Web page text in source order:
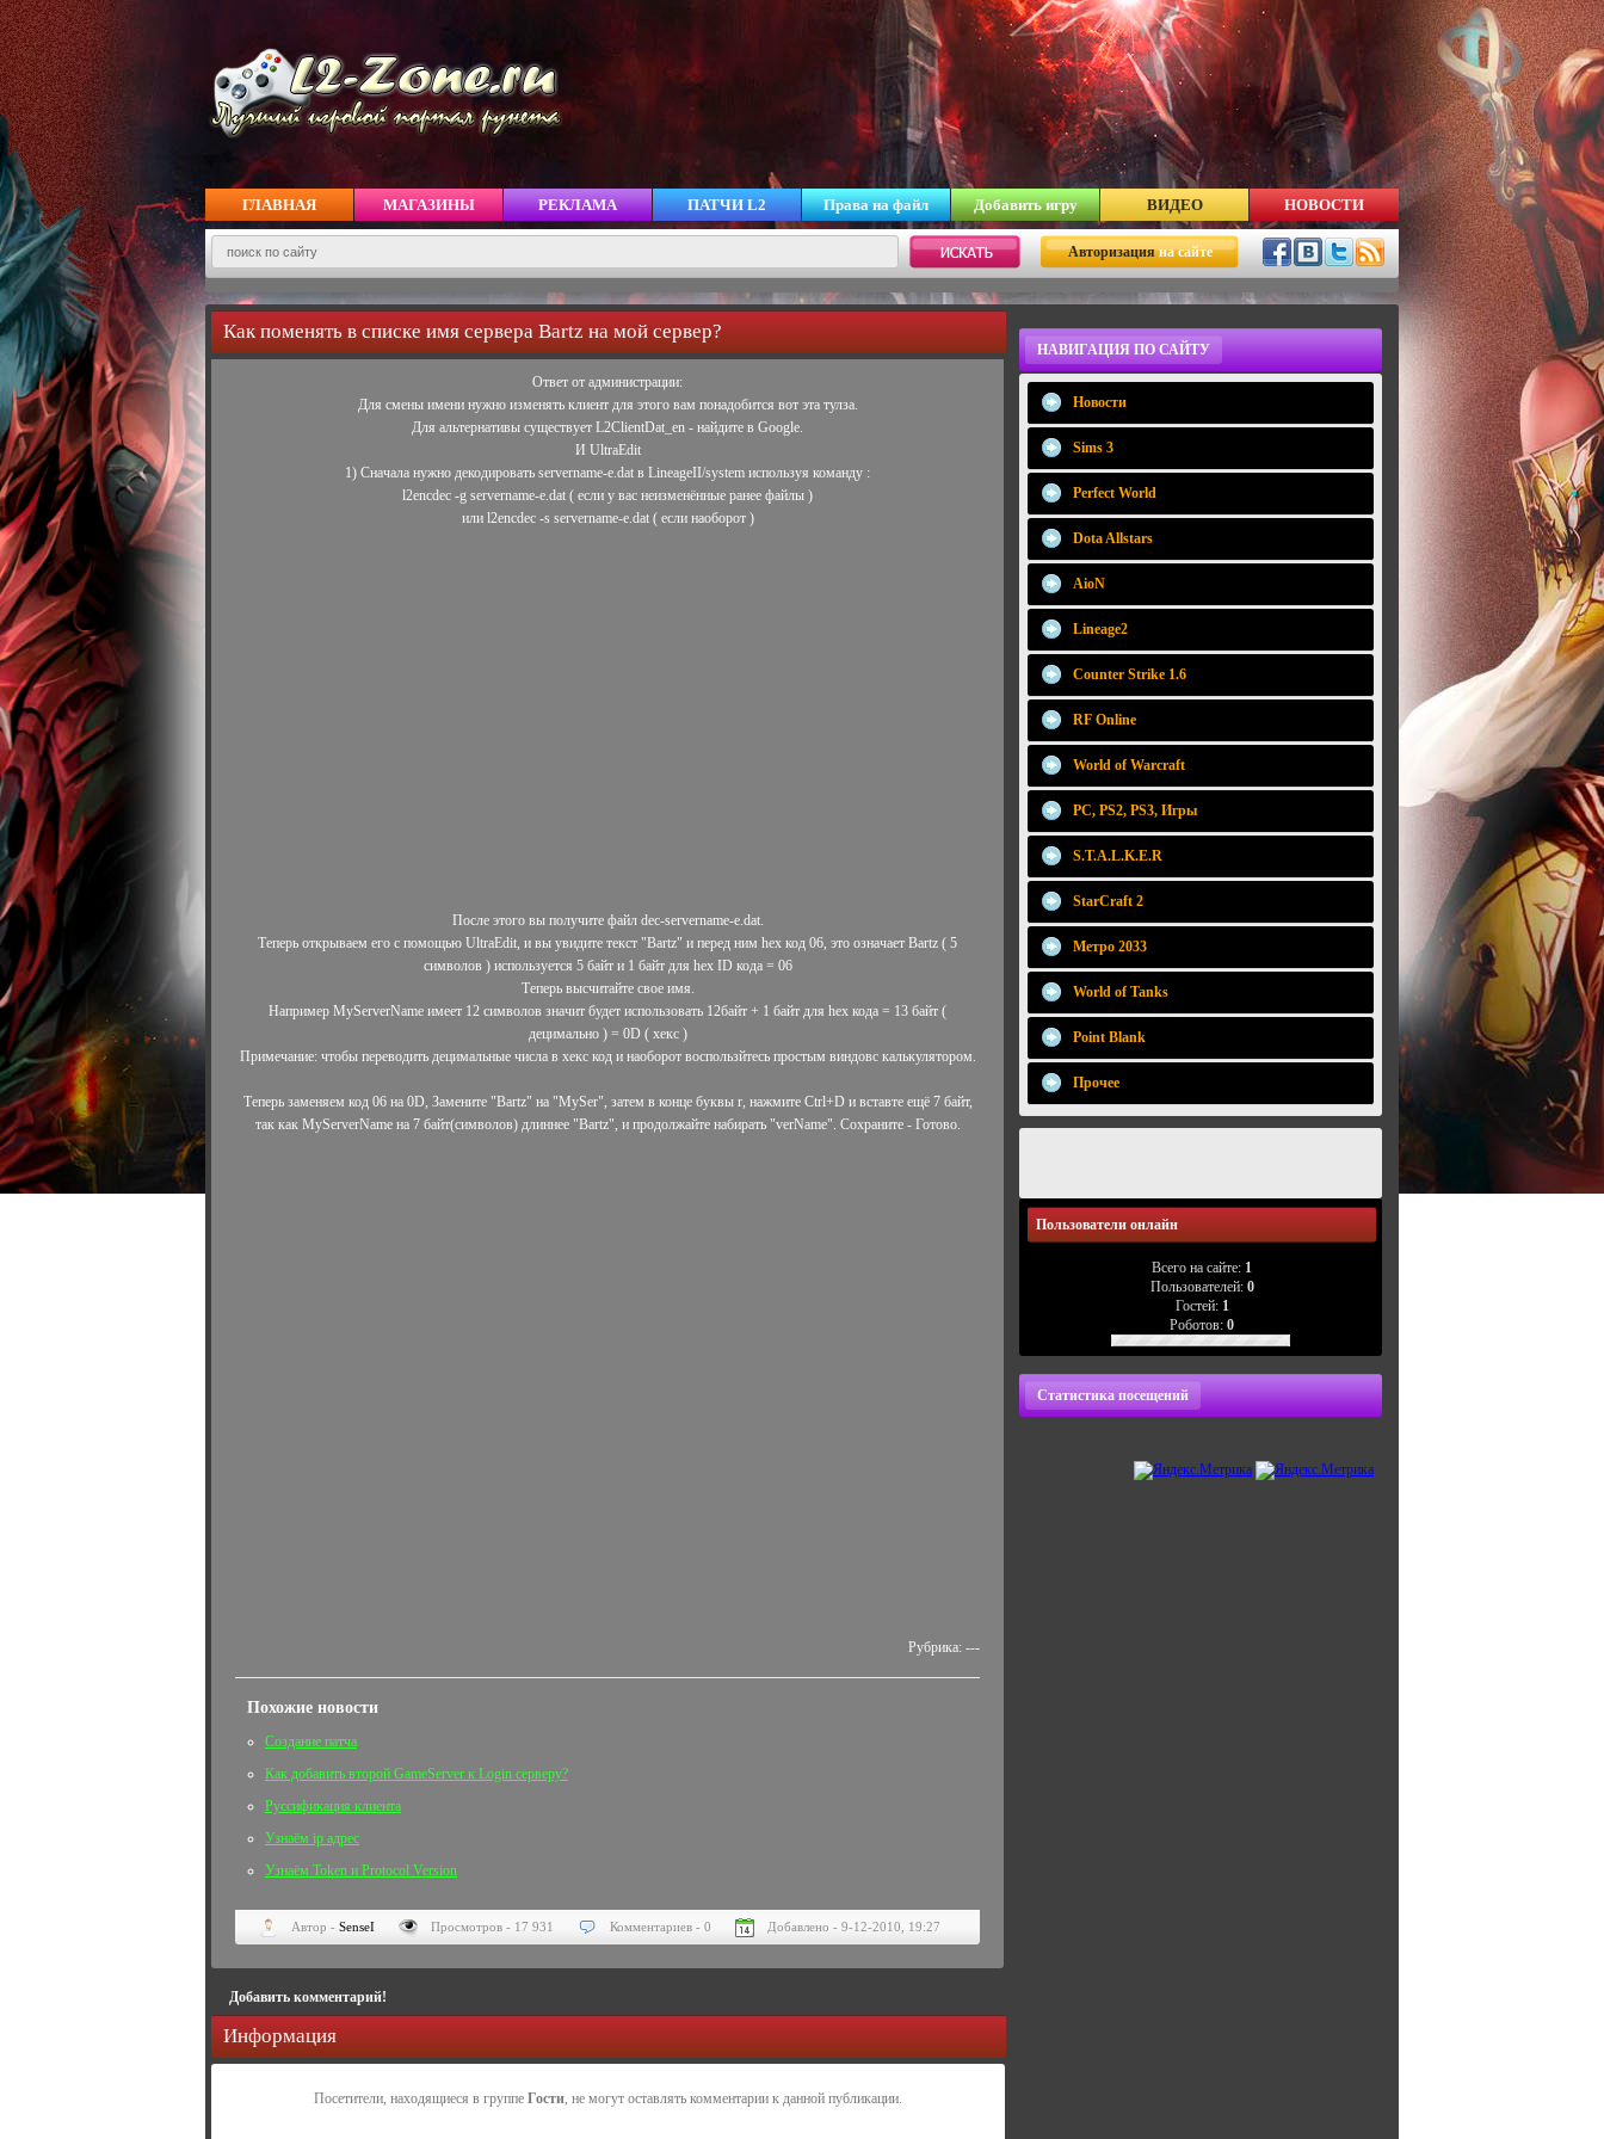
ГЛАВНАЯ МАГАЗИНЫ РЕКЛАМА ПАТЧИ L2 Права на файл Добавить игру ВИДЕО НОВОСТИ
Авторизацияна сайте
Как поменять в списке имя сервера Bartz на мой сервер?
Ответ от администрации:
Для смены имени нужно изменять клиент для этого вам понадобится вот эта тулза.
Для альтернативы существует L2ClientDat_en - найдите в Google.
И UltraEdit
1) Сначала нужно декодировать servername-e.dat в LineageII/system используя команду :
l2encdec -g servername-e.dat ( если у вас неизменённые ранее файлы )
или l2encdec -s servername-e.dat ( если наоборот )
После этого вы получите файл dec-servername-e.dat.
Теперь открываем его с помощью UltraEdit, и вы увидите текст "Bartz" и перед ним hex код 06, это означает Bartz ( 5
символов ) используется 5 байт и 1 байт для hex ID кода = 06
Теперь высчитайте свое имя.
Например MyServerName имеет 12 символов значит будет использовать 12байт + 1 байт для hex кода = 13 байт (
децимально ) = 0D ( хекс )
Примечание: чтобы переводить децимальные числа в хекс код и наоборот воспользйтесь простым виндовс калькулятором.
Теперь заменяем код 06 на 0D, Замените "Bartz" на "MySer", затем в конце буквы r, нажмите Ctrl+D и вставте ещё 7 байт,
так как MyServerName на 7 байт(символов) длиннее "Bartz", и продолжайте набирать "verName". Сохраните - Готово.
Рубрика: ---
Похожие новости
Создание патча
Как добавить второй GameServer к Login серверу?
Руссификация клиента
Узнаём ip адрес
Узнаём Token и Protocol Version
Автор - SenseI Просмотров - 17 931 Комментариев - 0 Добавлено - 9-12-2010, 19:27
Добавить комментарий!
Информация
Посетители, находящиеся в группе Гости, не могут оставлять комментарии к данной публикации.
НАВИГАЦИЯ ПО САЙТУ
Новости
Sims 3
Perfect World
Dota Allstars
AioN
Lineage2
Counter Strike 1.6
RF Online
World of Warcraft
PC, PS2, PS3, Игры
S.T.A.L.K.E.R
StarCraft 2
Метро 2033
World of Tanks
Point Blank
Прочее
Пользователи онлайн
Всего на сайте: 1
Пользователей: 0
Гостей: 1
Роботов: 0
Статистика посещений